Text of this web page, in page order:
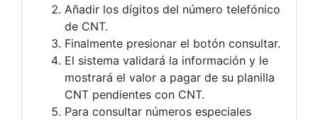
Añadir los dígitos del número telefónico
de CNT.
Finalmente presionar el botón consultar.
El sistema validará la información y le
mostrará el valor a pagar de su planilla
CNT pendientes con CNT.
Para consultar números especiales